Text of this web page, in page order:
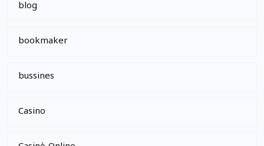
blog
bookmaker
bussines
Casino